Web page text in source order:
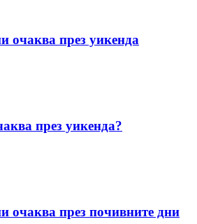
очаква през уикенда
през уикенда?
очаква през почивните дни